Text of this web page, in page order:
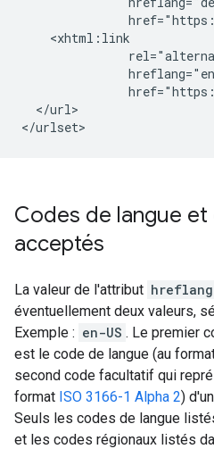
    <xhtml:link
  </url>
</urlset>
Codes de langue
acceptés
La valeur de l'attribut hreflang
éventuellement deux valeurs,
Exemple : en-US . Le premier
est le code de langue (au
second code facultatif qui
format ISO 3166-1 Alpha 2)
Seuls les codes de langue
et les codes régionaux listés